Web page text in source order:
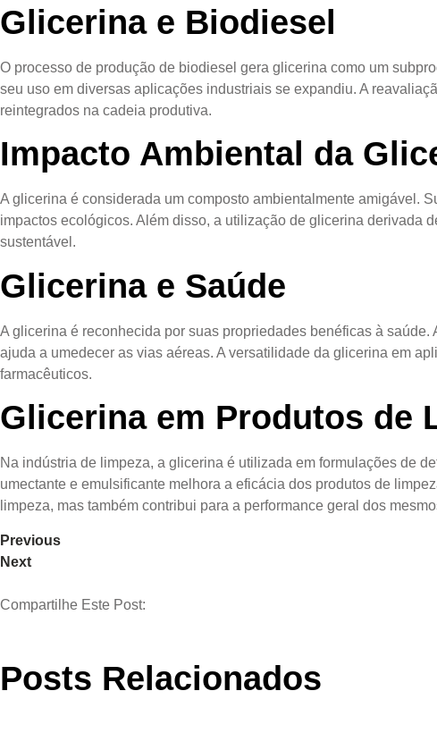
Glicerina e Biodiesel
O processo de produção de biodiesel gera glicerina como um
seu uso em diversas aplicações industriais se expandiu. A
reintegrados na cadeia produtiva.
Impacto Ambiental da
A glicerina é considerada um composto ambientalmente amigável.
impactos ecológicos. Além disso, a utilização de glicerina derivada
sustentável.
Glicerina e Saúde
A glicerina é reconhecida por suas propriedades benéficas à
ajuda a umedecer as vias aéreas. A versatilidade da glicerina em
farmacêuticos.
Glicerina em Produtos de
Na indústria de limpeza, a glicerina é utilizada em formulações de
umectante e emulsificante melhora a eficácia dos produtos de
limpeza, mas também contribui para a performance geral dos
Previous
Next
Compartilhe Este Post:
Posts Relacionados